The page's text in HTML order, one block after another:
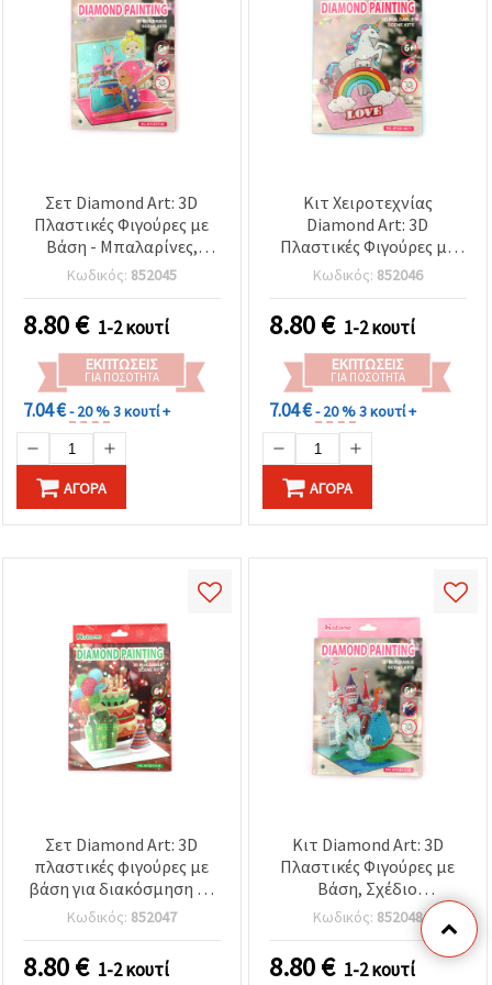
Σετ Diamond Art: 3D
Πλαστικές Φιγούρες με
Βάση - Μπαλαρίνες,
17x14x20 εκ., Αξεσουάρ
Χειροτεχνίας για Παιδιά &
Ενήλικες
Κωδικός: 852045
8.80€ 1-2 κουτί
ΕΚΠΤΏΣΕΙΣ
ΓΙΑ ΠΟΣΌΤΗΤΑ
7.04 €- 20 %3 κουτί +
ΑΓΟΡΆ
Κιτ Χειροτεχνίας
Diamond Art: 3D
Πλαστικές Φιγούρες με
βάση - Μονόκερος,
Ουράνιο Τόξο & LOVE,
17x14x20 εκ.
Κωδικός: 852046
8.80€ 1-2 κουτί
ΕΚΠΤΏΣΕΙΣ
ΓΙΑ ΠΟΣΌΤΗΤΑ
7.04 €- 20 %3 κουτί +
ΑΓΟΡΆ
Σετ Diamond Art: 3D
πλαστικές φιγούρες με
βάση για διακόσμηση με
διαμαντάκια, θέμα
γενεθλίων, 17x14x20 cm
Κωδικός: 852047
8.80€ 1-2 κουτί
Κιτ Diamond Art: 3D
Πλαστικές Φιγούρες με
Βάση, Σχέδιο
Πριγκίπισσα & Κάστρο
για Ζωγραφική με
Διαμάντια, 17x14x20 εκ.
Κωδικός: 852048
8.80€ 1-2 κουτί